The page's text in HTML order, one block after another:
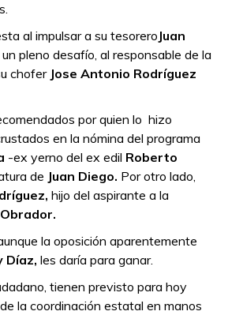
al impulsar a su tesorero Juan
un pleno desafío, al responsable de la
chofer Jose Antonio Rodríguez
por quien lo hizo
en la nómina del programa
-ex yerno del ex edil Roberto
de Juan Diego. Por otro lado,
hijo del aspirante a la
la oposición aparentemente
Díaz, les daría para ganar.
tienen previsto para hoy
la coordinación estatal en manos